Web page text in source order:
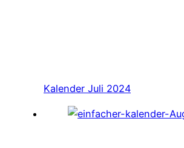
Kalender Juli 2024